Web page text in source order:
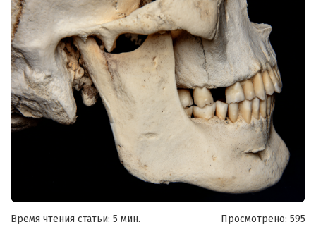
Время чтения статьи: 5 мин. Просмотрено: 595
Ваш e-mail:*
Я согласен наобработку моих персональных данных